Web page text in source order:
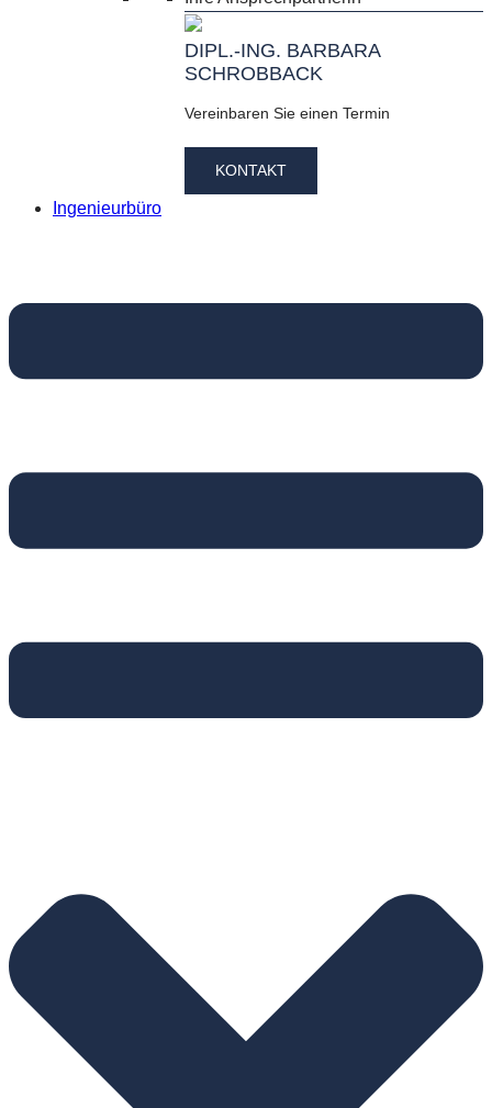
DIPL.-ING. BARBARA
SCHROBBACK
Vereinbaren Sie einen Termin
KONTAKT
Ingenieurbüro